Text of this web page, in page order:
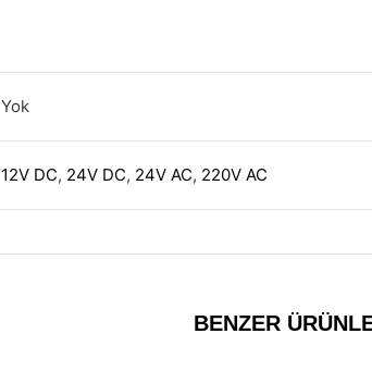
Yok
12V DC, 24V DC, 24V AC, 220V AC
BENZER